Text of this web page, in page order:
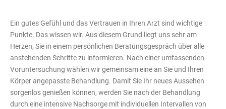
Ein gutes Gefühl und das Vertrauen in Ihren Arzt sind wichtige
Punkte. Das wissen wir. Aus diesem Grund liegt uns sehr am
Herzen, Sie in einem persönlichen Beratungsgespräch über alle
anstehenden Schritte zu informieren. Nach einer umfassenden
Voruntersuchung wählen wir gemeinsam eine an Sie und Ihren
Körper angepasste Behandlung. Damit Sie Ihr neues Aussehen
sorgenlos genießen können, werden Sie nach der Behandlung
durch eine intensive Nachsorge mit individuellen Intervallen von